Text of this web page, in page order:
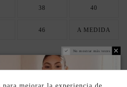
38 40
46 A MEDIDA
No mostrar más veces